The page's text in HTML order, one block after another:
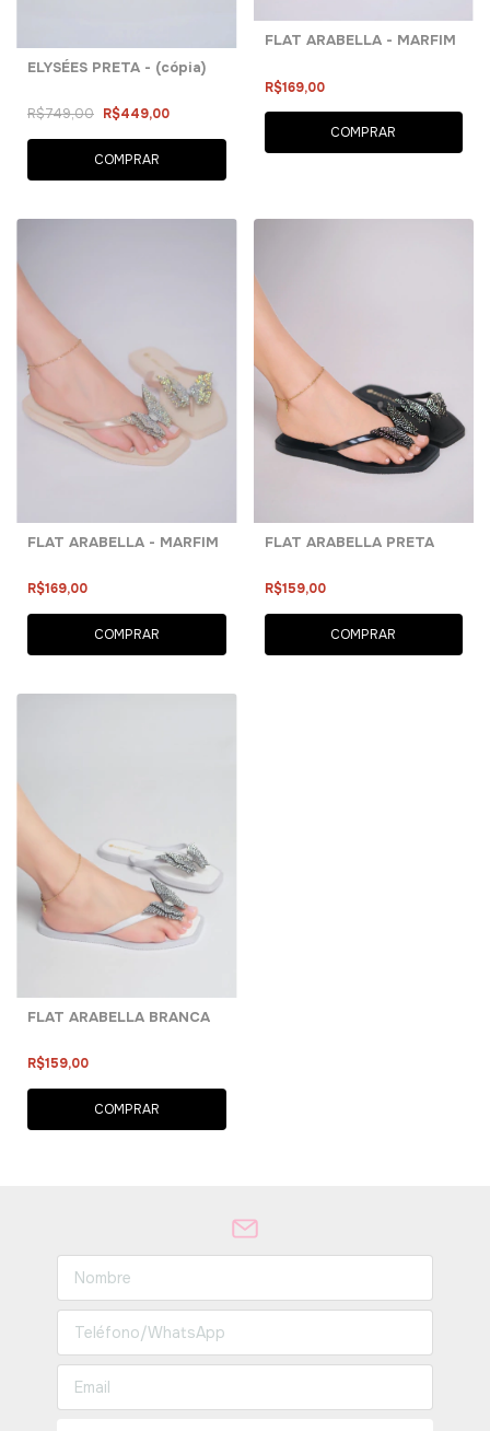
ELYSÉES PRETA - (cópia)
R$749,00 R$449,00
COMPRAR
FLAT ARABELLA - MARFIM
R$169,00
COMPRAR
FLAT ARABELLA - MARFIM
R$169,00
COMPRAR
FLAT ARABELLA PRETA
R$159,00
COMPRAR
FLAT ARABELLA BRANCA
R$159,00
COMPRAR